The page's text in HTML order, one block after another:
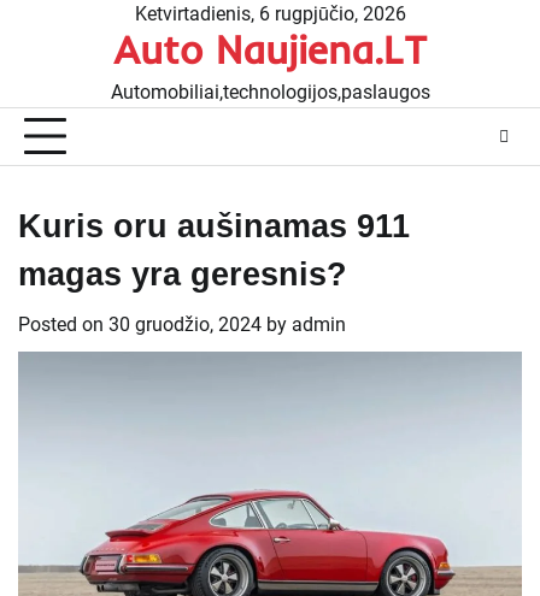
Ketvirtadienis, 6 rugpjūčio, 2026
Auto Naujiena.LT
Automobiliai,technologijos,paslaugos
Kuris oru aušinamas 911
magas yra geresnis?
Posted on 30 gruodžio, 2024 by admin